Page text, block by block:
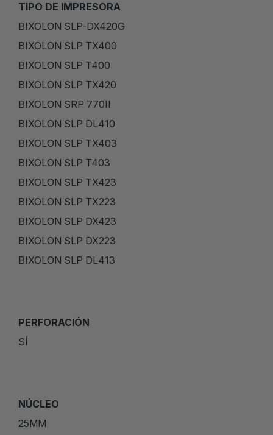
TIPO DE IMPRESORA
BIXOLON SLP-DX420G
BIXOLON SLP TX400
BIXOLON SLP T400
BIXOLON SLP TX420
BIXOLON SRP 770II
BIXOLON SLP DL410
BIXOLON SLP TX403
BIXOLON SLP T403
BIXOLON SLP TX423
BIXOLON SLP TX223
BIXOLON SLP DX423
BIXOLON SLP DX223
BIXOLON SLP DL413
PERFORACIÓN
SÍ
NÚCLEO
25MM